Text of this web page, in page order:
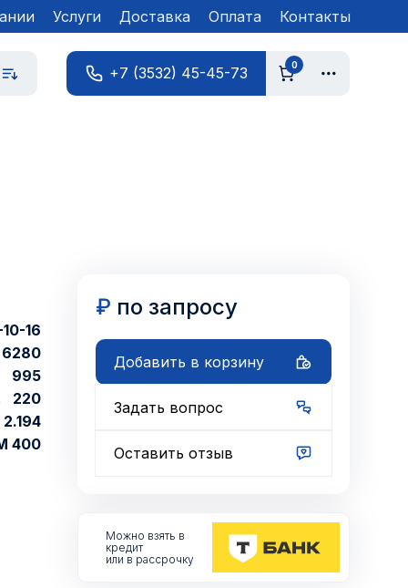
Услуги Доставка Оплата Контакты
+7 (3532) 45-45-73 0
16
6280
995
220
2.194
400
₽ по запросу
Добавить в корзину
Задать вопрос
Оставить отзыв
Можно взять в
кредит
или в рассрочку